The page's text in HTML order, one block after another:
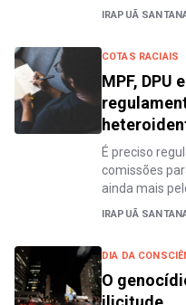
IRAPUÃ
COTAS RACIAIS
MPF, DPU
É preciso
comissões
ainda mais
IRAPUÃ
DIA DA
O